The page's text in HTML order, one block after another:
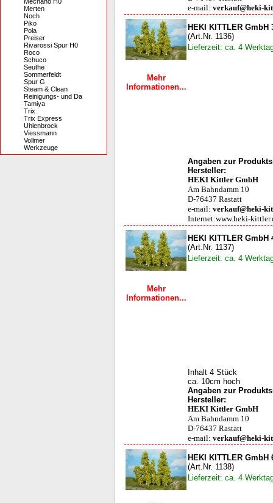
Merten
Noch
Piko
Pola
Preiser
Rivarossi Spur H0
Roco
Schuco
Seuthe
Sommerfeldt
Spur G
Steam & Clean
Reinigungs- und Da
Tamiya
Trix
Trix Express
Uhlenbrock
Viessmann
Vollmer
Werkzeuge
e-mail: verkauf@heki-
Mehr
Informationen...
HEKI KITTLER GmbH
(Art.Nr. 1136)
Lieferzeit: ca. 4
Angaben zur
Hersteller:
HEKI Kittler GmbH
Am Bahndamm 10
D-76437 Rastatt
e-mail: verkauf@heki-
Internet:www.heki-
Mehr
Informationen...
HEKI KITTLER GmbH
(Art.Nr. 1137)
Lieferzeit: ca. 4
Inhalt 4 Stück
ca. 10cm hoch
Angaben zur
Hersteller:
HEKI Kittler GmbH
Am Bahndamm 10
D-76437 Rastatt
e-mail: verkauf@heki-
HEKI KITTLER GmbH
(Art.Nr. 1138)
Lieferzeit: ca. 4